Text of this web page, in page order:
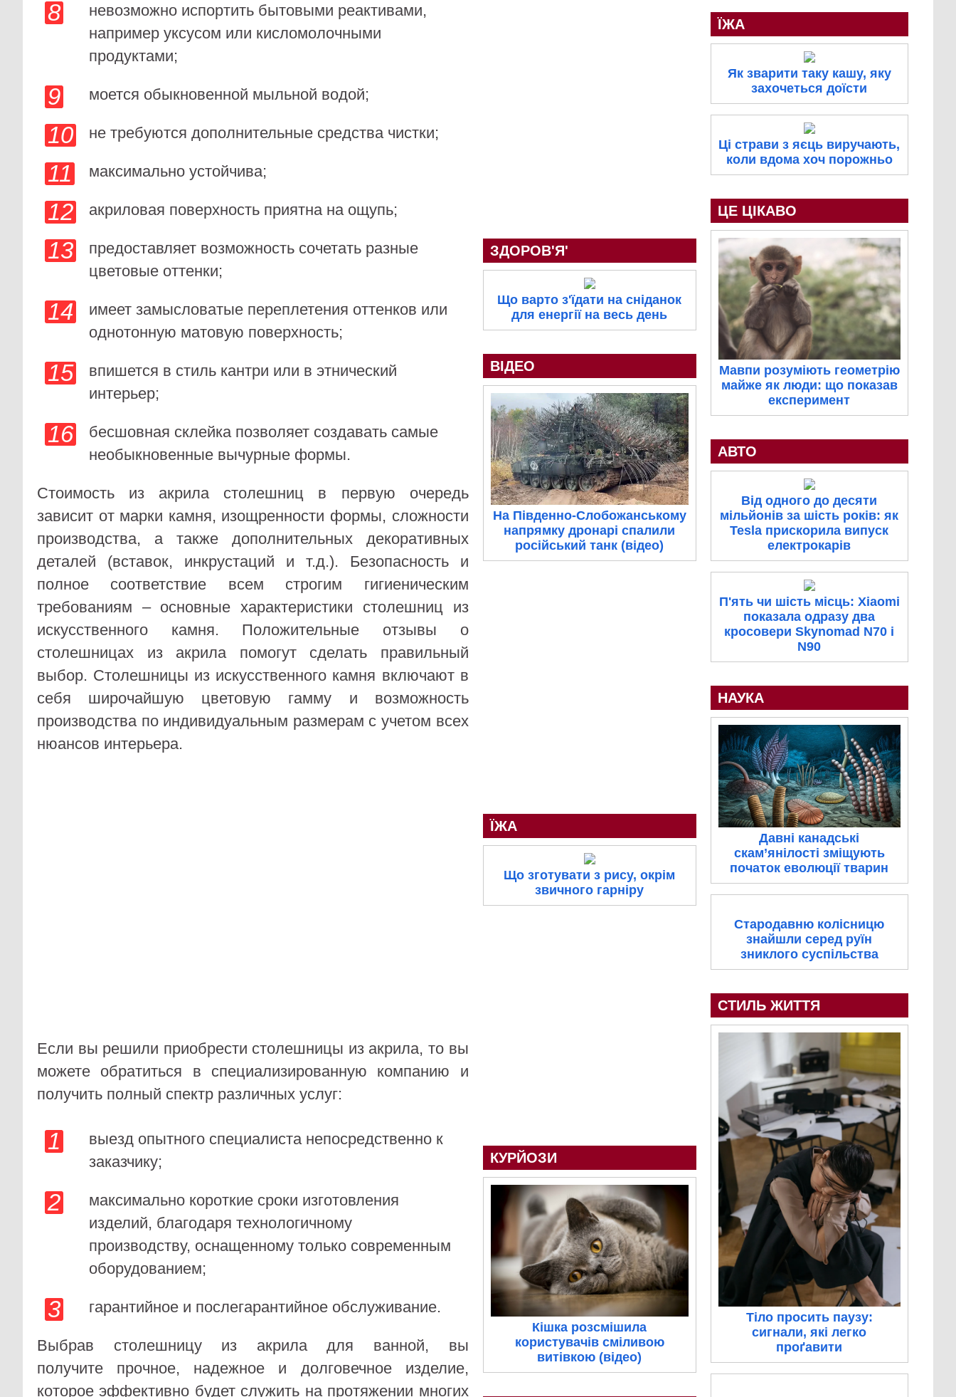
невозможно испортить бытовыми реактивами,
например уксусом или кисломолочными
продуктами;
моется обыкновенной мыльной водой;
не требуются дополнительные средства чистки;
максимально устойчива;
акриловая поверхность приятна на ощупь;
предоставляет возможность сочетать разные
цветовые оттенки;
имеет замысловатые переплетения оттенков или
однотонную матовую поверхность;
впишется в стиль кантри или в этнический
интерьер;
бесшовная склейка позволяет создавать самые
необыкновенные вычурные формы.
Стоимость из акрила столешниц в первую очередь
зависит от марки камня, изощренности формы, сложности
производства, а также дополнительных декоративных
деталей (вставок, инкрустаций и т.д.). Безопасность и
полное соответствие всем строгим гигиеническим
требованиям – основные характеристики столешниц из
искусственного камня. Положительные отзывы о
столешницах из акрила помогут сделать правильный
выбор. Столешницы из искусственного камня включают в
себя широчайшую цветовую гамму и возможность
производства по индивидуальным размерам с учетом всех
нюансов интерьера.
Если вы решили приобрести столешницы из акрила, то вы
можете обратиться в специализированную компанию и
получить полный спектр различных услуг:
выезд опытного специалиста непосредственно к
заказчику;
максимально короткие сроки изготовления
изделий, благодаря технологичному
производству, оснащенному только современным
оборудованием;
гарантийное и послегарантийное обслуживание.
Выбрав столешницу из акрила для ванной, вы
получите прочное, надежное и долговечное изделие,
которое эффективно будет служить на протяжении многих
ЗДОРОВ'Я'
Що варто з'їдати на сніданок
для енергії на весь день
ВІДЕО
На Південно-Слобожанському
напрямку дронарі спалили
російський танк (відео)
ЇЖА
Що зготувати з рису, окрім
звичного гарніру
КУРЙОЗИ
Кішка розсмішила
користувачів сміливою
витівкою (відео)
ЇЖА
Як зварити таку кашу, яку
захочеться доїсти
Ці страви з яєць виручають,
коли вдома хоч порожньо
ЦЕ ЦІКАВО
Мавпи розуміють геометрію
майже як люди: що показав
експеримент
АВТО
Від одного до десяти
мільйонів за шість років: як
Tesla прискорила випуск
електрокарів
П'ять чи шість місць: Xiaomi
показала одразу два
кросовери Skynomad N70 і
N90
НАУКА
Давні канадські
скам’янілості зміщують
початок еволюції тварин
Стародавню колісницю
знайшли серед руїн
зниклого суспільства
СТИЛЬ ЖИТТЯ
Тіло просить паузу:
сигнали, які легко
проґавити